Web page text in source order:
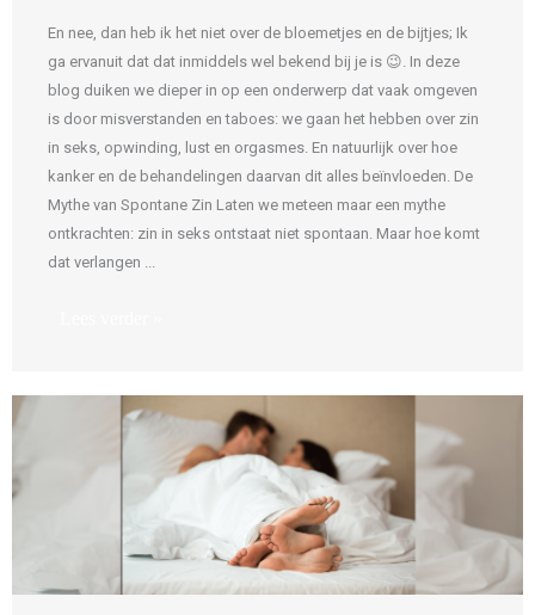
En nee, dan heb ik het niet over de bloemetjes en de bijtjes; Ik
ga ervanuit dat dat inmiddels wel bekend bij je is 😉. In deze
blog duiken we dieper in op een onderwerp dat vaak omgeven
is door misverstanden en taboes: we gaan het hebben over zin
in seks, opwinding, lust en orgasmes. En natuurlijk over hoe
kanker en de behandelingen daarvan dit alles beïnvloeden. De
Mythe van Spontane Zin Laten we meteen maar een mythe
ontkrachten: zin in seks ontstaat niet spontaan. Maar hoe komt
dat verlangen ...